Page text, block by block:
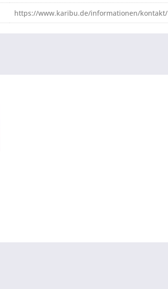
https://www.karibu.de/informationen/kontakt/